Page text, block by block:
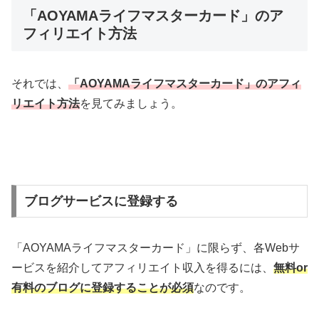
「AOYAMAライフマスターカード」のア
フィリエイト方法
それでは、 「AOYAMAライフマスターカード」のアフィ
リエイト方法を見てみましょう。
ブログサービスに登録する
「AOYAMAライフマスターカード」に限らず、各Webサ
ービスを紹介してアフィリエイト収入を得るには、 無料or
有料のブログに登録することが必須なのです。